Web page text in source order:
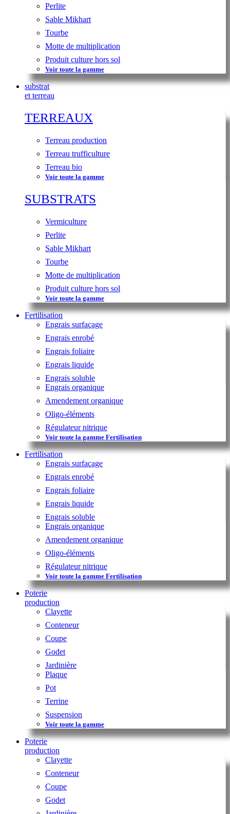
Perlite
Sable Mikhart
Tourbe
Motte de multiplication
Produit culture hors sol
Voir toute la gamme
substrat
et terreau
TERREAUX
Terreau production
Terreau trufficulture
Terreau bio
Voir toute la gamme
SUBSTRATS
Vermiculture
Perlite
Sable Mikhart
Tourbe
Motte de multiplication
Produit culture hors sol
Voir toute la gamme
Fertilisation
Engrais surfaçage
Engrais enrobé
Engrais foliaire
Engrais liquide
Engrais soluble
Engrais organique
Amendement organique
Oligo-éléments
Régulateur nitrique
Voir toute la gamme Fertilisation
Fertilisation
Engrais surfaçage
Engrais enrobé
Engrais foliaire
Engrais liquide
Engrais soluble
Engrais organique
Amendement organique
Oligo-éléments
Régulateur nitrique
Voir toute la gamme Fertilisation
Poterie
production
Clayette
Conteneur
Coupe
Godet
Jardinière
Plaque
Pot
Terrine
Suspension
Voir toute la gamme
Poterie
production
Clayette
Conteneur
Coupe
Godet